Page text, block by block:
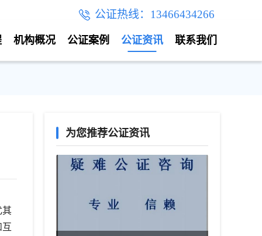
公证热线：13466434266
联系我们
公证资讯
公证案例
机构概况
其
互
为您推荐公证资讯